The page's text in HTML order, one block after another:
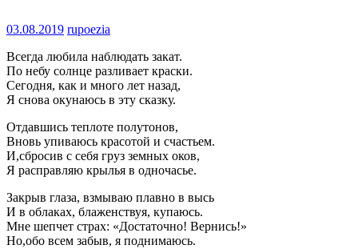
03.08.2019 rupoezia
Всегда любила наблюдать закат.
По небу солнце разливает краски.
Сегодня, как и много лет назад,
Я снова окунаюсь в эту сказку.
Отдавшись теплоте полутонов,
Вновь упиваюсь красотой и счастьем.
И,сбросив с себя груз земных оков,
Я расправляю крылья в одночасье.
Закрыв глаза, взмываю плавно в высь
И в облаках, блаженствуя, купаюсь.
Мне шепчет страх: «Достаточно! Вернись!»
Но,обо всем забыв, я поднимаюсь.